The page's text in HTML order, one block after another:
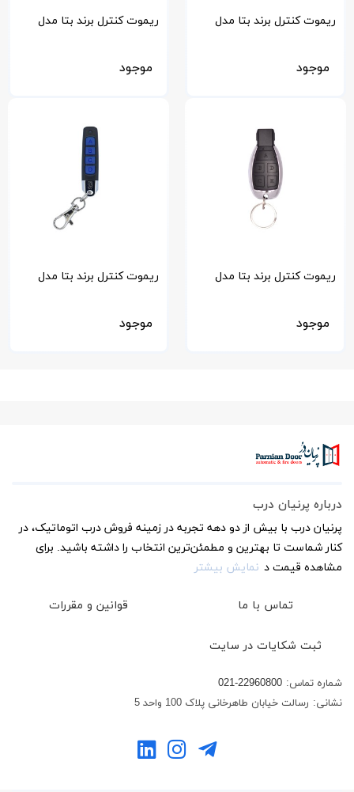
ریموت کنترل برند بتا مدل
موجود
ریموت کنترل برند بتا مدل
موجود
ریموت کنترل برند بتا مدل
موجود
ریموت کنترل برند بتا مدل
موجود
درباره پرنیان درب
پرنیان درب با بیش از دو دهه تجربه در زمینه فروش درب اتوماتیک، در
کنار شماست تا بهترین و مطمئن‌ترین انتخاب را داشته باشید. برای
مشاهده قیمت د نمایش بیشتر
تماس با ما قوانین و مقررات
ثبت شکایات در سایت
شماره تماس: 021-22960800
نشانی: رسالت خیابان طاهرخانی پلاک 100 واحد 5